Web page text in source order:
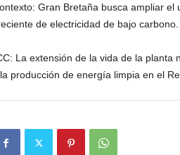
Gran Bretaña busca ampliar
de electricidad de bajo carbono.
La extensión de la vida de la planta
producción de energía limpia en el